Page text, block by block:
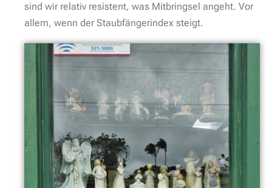
sind wir relativ resistent, was Mitbringsel angeht. Vor
allem, wenn der Staubfängerindex steigt.